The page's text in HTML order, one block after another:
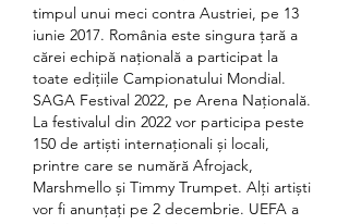
timpul unui meci contra Austriei, pe 13
iunie 2017. România este singura țară a
cărei echipă națională a participat la
toate edițiile Campionatului Mondial.
SAGA Festival 2022, pe Arena Națională.
La festivalul din 2022 vor participa peste
150 de artiști internaționali și locali,
printre care se numără Afrojack,
Marshmello și Timmy Trumpet. Alți artiști
vor fi anunțați pe 2 decembrie. UEFA a